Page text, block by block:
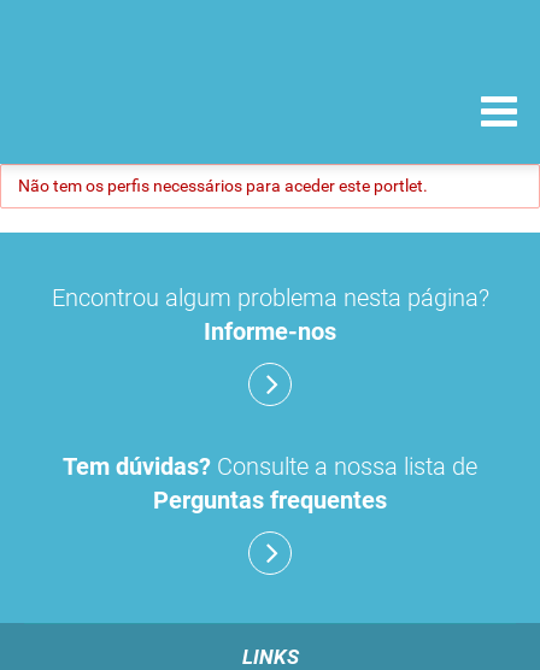
Não tem os perfis necessários para aceder este portlet.
Encontrou algum problema nesta página?
Informe-nos
Tem dúvidas? Consulte a nossa lista de
Perguntas frequentes
LINKS